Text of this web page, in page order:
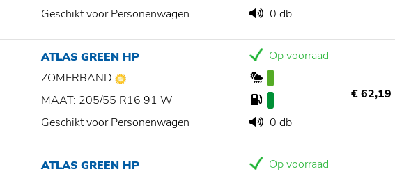
Geschikt voor Personenwagen
0 db
ATLAS GREEN HP
ZOMERBAND
MAAT: 205/55 R16 91 W
Geschikt voor Personenwagen
Op voorraad
0 db
€ 62,19
ATLAS GREEN HP
Op voorraad